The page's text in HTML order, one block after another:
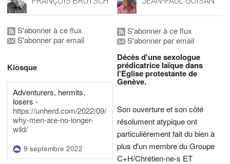
S'abonner à ce flux
S'abonner par email
Kiosque
Adventurers, hermits,
losers -
https://unherd.com/2022/09/
why-men-are-no-longer-
wild/
9 septembre 2022
S'abonner à ce flux
S'abonner par email
Décès d'une sexologue
prédicatrice laïque dans
l'Eglise protestante de
Genève.
Son ouverture et son côté
résolument atypique ont
particulièrement fait du bien à
plus d'un membre du Groupe
C+H/Chrétien-ne-s ET